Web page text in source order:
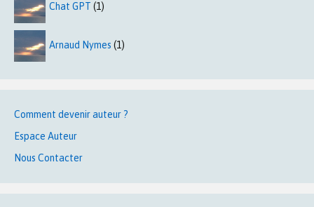
Chat GPT (1)
Arnaud Nymes (1)
Comment devenir auteur ?
Espace Auteur
Nous Contacter